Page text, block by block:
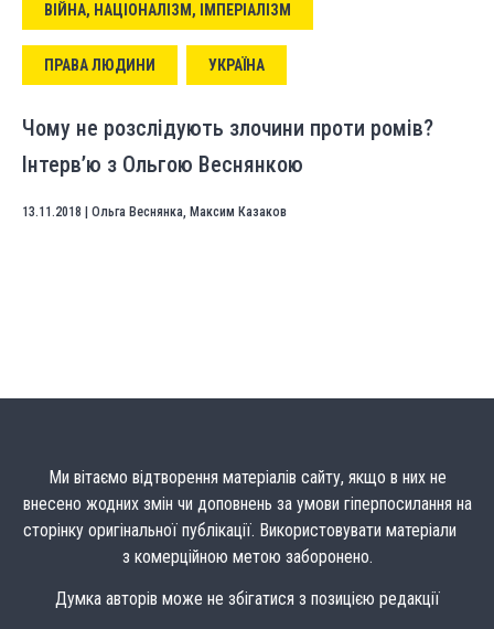
ВІЙНА, НАЦІОНАЛІЗМ, ІМПЕРІАЛІЗМ
ПРАВА ЛЮДИНИ УКРАЇНА
Чому не розслідують злочини проти ромів?
Інтерв’ю з Ольгою Веснянкою
13.11.2018 Ольга Веснянка, Максим Казаков
Ми вітаємо відтворення матеріалів сайту, якщо в них не
внесено жодних змін чи доповнень за умови гіперпосилання на
сторінку оригінальної публікації. Використовувати матеріали
з комерційною метою заборонено.
Думка авторів може не збігатися з позицією редакції